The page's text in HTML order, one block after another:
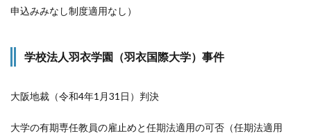
申込みみなし制度適用なし）
学校法人羽衣学園（羽衣国際大学）事件
大阪地裁（令和4年1月31日）判決
大学の有期専任教員の雇止めと任期法適用の可否（任期法適用